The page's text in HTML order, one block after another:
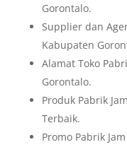
Gorontalo.
Supplier dan
Kabupaten
Alamat Toko
Gorontalo.
Produk Pabrik
Terbaik.
Promo Pabrik